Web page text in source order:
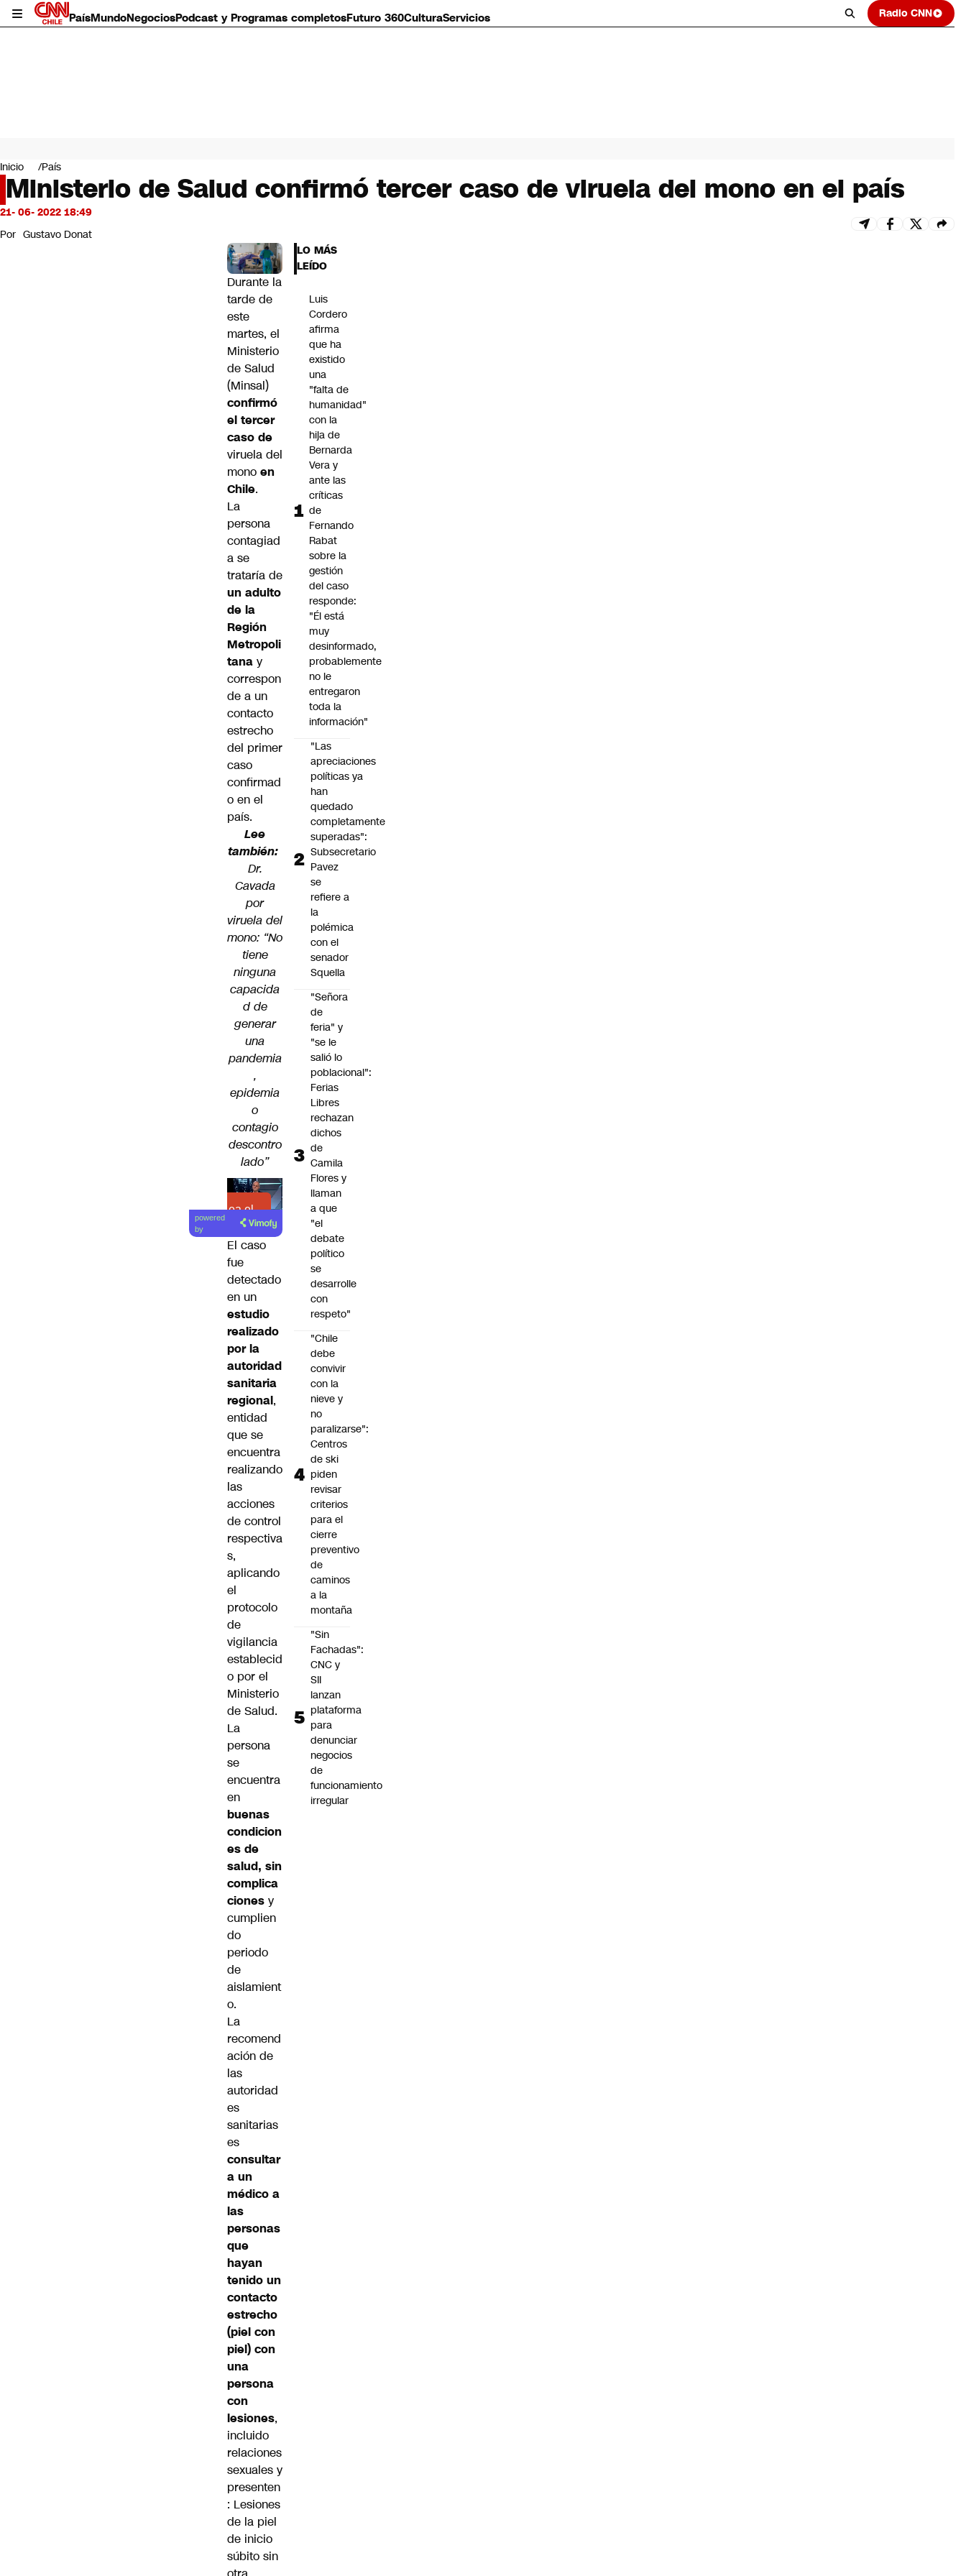
PaísMundoNegociosPodcast y Programas completosFuturo 360CulturaServicios Radio CNN
Mundo
Negocios
Deportes
Programas completos
Servicios
Inicio País
Ministerio de Salud confirmó tercer caso de viruela del mono en el país
21- 06- 2022 18:49
Por Gustavo Donat
Durante la
tarde de
este
martes, el
Ministerio
de Salud
(Minsal)
confirmó
el tercer
caso de
viruela del
mono en
Chile.
La
persona
contagiad
a se
trataría de
un adulto
de la
Región
Metropoli
tana y
correspon
de a un
contacto
estrecho
del primer
caso
confirmad
o en el
país.
Lee
también:
Dr.
Cavada
por
viruela del
mono: “No
tiene
ninguna
capacida
d de
generar
una
pandemia
,
epidemia
o
contagio
descontro
lado”
Lea el
artículo
powered
by
El caso
fue
detectado
en un
estudio
realizado
por la
autoridad
sanitaria
regional,
entidad
que se
encuentra
realizando
las
acciones
de control
respectiva
s,
aplicando
el
protocolo
de
vigilancia
establecid
o por el
Ministerio
de Salud.
La
persona
se
encuentra
en
buenas
condicion
es de
salud, sin
complica
ciones y
cumplien
do
periodo
de
aislamient
o.
La
recomend
ación de
las
autoridad
es
sanitarias
es
consultar
a un
médico a
las
personas
que
hayan
tenido un
contacto
estrecho
(piel con
piel) con
una
persona
con
lesiones,
incluido
relaciones
sexuales y
presenten
: Lesiones
de la piel
de inicio
súbito sin
LO MÁS
LEÍDO
Luis
Cordero
afirma
que ha
existido
una
"falta de
humanidad"
con la
hija de
Bernarda
Vera y
ante las
críticas
de
Fernando
Rabat
sobre la
gestión
del caso
responde:
"Él está
muy
desinformado,
probablemente
no le
entregaron
toda la
información"
"Las
apreciaciones
políticas ya
han
quedado
completamente
superadas":
Subsecretario
Pavez
se
refiere a
la
polémica
con el
senador
Squella
"Señora
de
feria" y
"se le
salió lo
poblacional":
Ferias
Libres
rechazan
dichos
de
Camila
Flores y
llaman
a que
"el
debate
político
se
desarrolle
con
respeto"
"Chile
debe
convivir
con la
nieve y
no
paralizarse":
Centros
de ski
piden
revisar
criterios
para el
cierre
preventivo
de
caminos
a la
montaña
"Sin
Fachadas":
CNC y
SII
lanzan
plataforma
para
denunciar
negocios
de
funcionamiento
irregular